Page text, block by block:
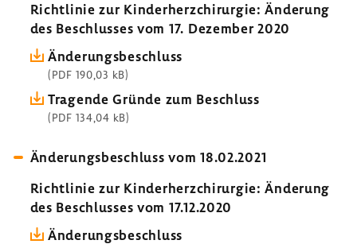
Richt­linie zur Kinder­herz­chir­urgie: Ände­rung
des Beschlusses vom 17. Dezember 2020
Ände­rungs­be­schluss
(PDF 190,03 kB)
Tragende Gründe zum Beschluss
(PDF 134,04 kB)
Ände­rungs­be­schluss vom 18.02.2021
Richt­linie zur Kinder­herz­chir­urgie: Ände­rung
des Beschlusses vom 17.12.2020
Ände­rungs­be­schluss